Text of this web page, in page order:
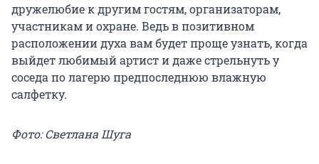
дружелюбие к другим гостям, организаторам,
участникам и охране. Ведь в позитивном
расположении духа вам будет проще узнать, когда
выйдет любимый артист и даже стрельнуть у
соседа по лагерю предпоследнюю влажную
салфетку.
Фото: Светлана Шуга